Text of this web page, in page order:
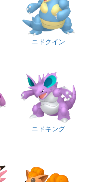
ニドクイン
ニドキング